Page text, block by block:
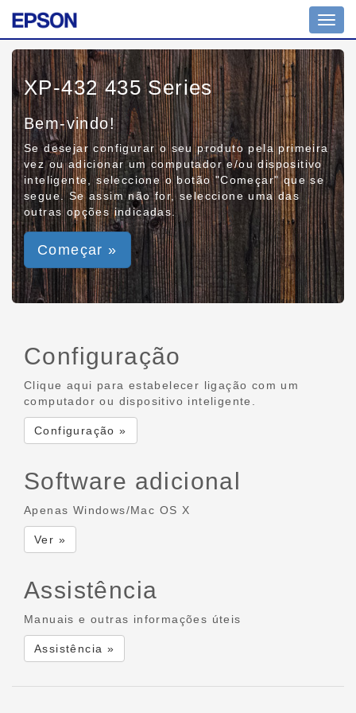
XP-432 435 Series
Bem-vindo!
Se desejar configurar o seu produto pela primeira
vez ou adicionar um computador e/ou dispositivo
inteligente, seleccione o botão "Começar" que se
segue. Se assim não for, seleccione uma das
outras opções indicadas.
Começar »
Configuração
Clique aqui para estabelecer ligação com um
computador ou dispositivo inteligente.
Configuração »
Software adicional
Apenas Windows/Mac OS X
Ver »
Assistência
Manuais e outras informações úteis
Assistência »